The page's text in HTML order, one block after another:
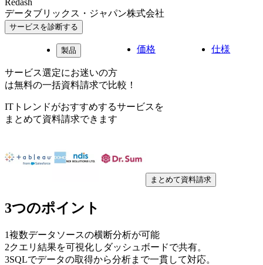
データブリックス・ジャパン株式会社
サービスを診断する
製品 価格 仕様
サービス選定にお迷いの方
は無料の一括資料請求で比較！
ITトレンドがおすすめするサービスを
まとめて資料請求できます
まとめて資料請求
3つのポイント
1複数データソースの横断分析が可能
2クエリ結果を可視化しダッシュボードで共有。
3SQLでデータの取得から分析まで一貫して対応。